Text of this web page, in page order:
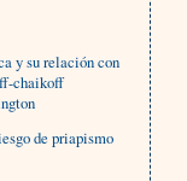
y su relación con
chaikoff
de priapismo